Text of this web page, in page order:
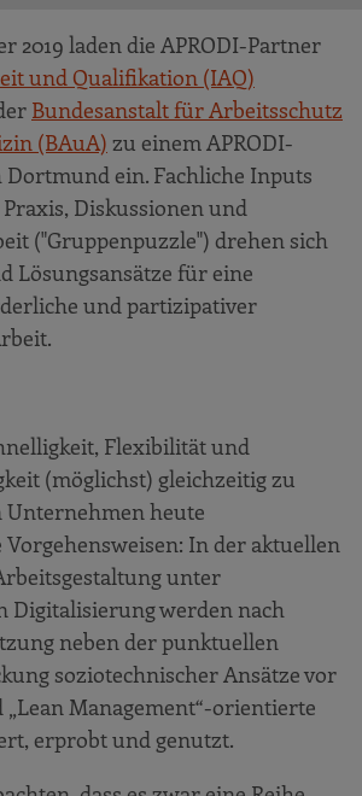
2019 laden die APRODI-Partner
und Qualifikation (IAQ)
Bundesanstalt für Arbeitsschutz
(BAuA) zu einem APRODI-
Dortmund ein. Fachliche Inputs
Diskussionen und
("Gruppenpuzzle") drehen sich
Lösungsansätze für eine
und partizipativer
Flexibilität und
(möglichst) gleichzeitig zu
heute
In der aktuellen
unter
Digitalisierung werden nach
neben der punktuellen
soziotechnischer Ansätze vor
„Lean Management“-orientierte
erprobt und genutzt.